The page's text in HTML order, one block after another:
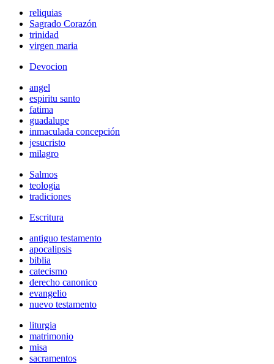
reliquias
Sagrado Corazón
trinidad
virgen maria
Devocion
angel
espiritu santo
fatima
guadalupe
inmaculada concepción
jesucristo
milagro
Salmos
teologia
tradiciones
Escritura
antiguo testamento
apocalipsis
biblia
catecismo
derecho canonico
evangelio
nuevo testamento
liturgia
matrimonio
misa
sacramentos